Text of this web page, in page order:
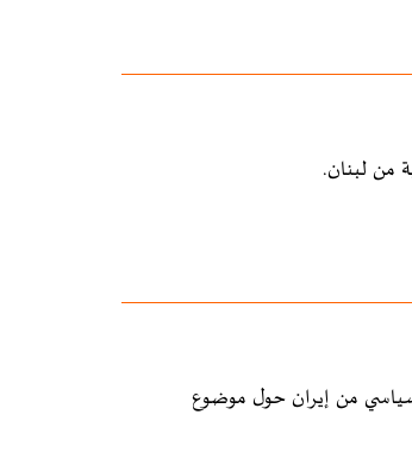
من لبنان.
من إيران حول موضوع